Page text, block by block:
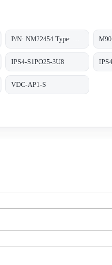
IPS4-S1PO25-3U8
VDC-AP1-S